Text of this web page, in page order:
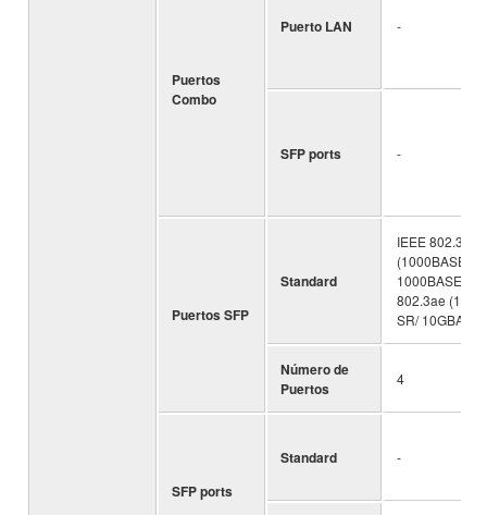
Puertos
Combo
Puerto LAN -
SFP ports -
Puertos SFP
Standard
IEEE 802.3z
(1000BASE-
1000BASE-
802.3ae
SR/
Número de
Puertos
4
SFP ports
Standard -